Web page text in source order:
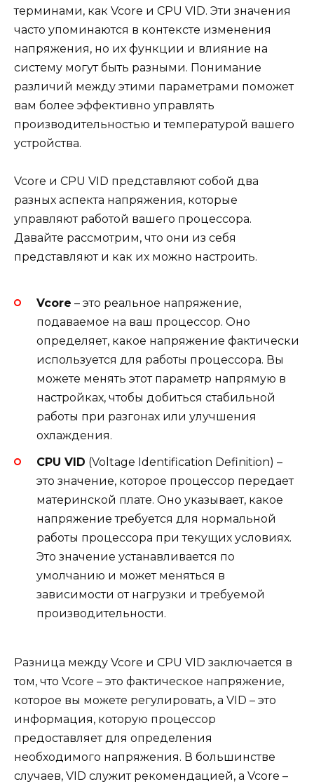
терминами, как Vcore и CPU VID. Эти значения
часто упоминаются в контексте изменения
напряжения, но их функции и влияние на
систему могут быть разными. Понимание
различий между этими параметрами поможет
вам более эффективно управлять
производительностью и температурой вашего
устройства.
Vcore и CPU VID представляют собой два
разных аспекта напряжения, которые
управляют работой вашего процессора.
Давайте рассмотрим, что они из себя
представляют и как их можно настроить.
Vcore – это реальное напряжение,
подаваемое на ваш процессор. Оно
определяет, какое напряжение фактически
используется для работы процессора. Вы
можете менять этот параметр напрямую в
настройках, чтобы добиться стабильной
работы при разгонах или улучшения
охлаждения.
CPU VID (Voltage Identification Definition) –
это значение, которое процессор передает
материнской плате. Оно указывает, какое
напряжение требуется для нормальной
работы процессора при текущих условиях.
Это значение устанавливается по
умолчанию и может меняться в
зависимости от нагрузки и требуемой
производительности.
Разница между Vcore и CPU VID заключается в
том, что Vcore – это фактическое напряжение,
которое вы можете регулировать, а VID – это
информация, которую процессор
предоставляет для определения
необходимого напряжения. В большинстве
случаев, VID служит рекомендацией, а Vcore –